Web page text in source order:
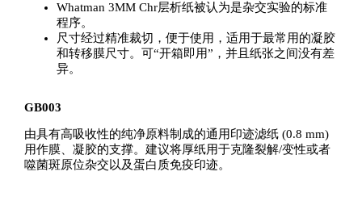
Whatman 3MM Chr层析纸被认为是杂交实验的标准
程序。
尺寸经过精准裁切，便于使用，适用于最常用的凝胶
和转移膜尺寸。可“开箱即用”，并且纸张之间没有差
异。
GB003
由具有高吸收性的纯净原料制成的通用印迹滤纸 (0.8 mm)
用作膜、凝胶的支撑。建议将厚纸用于克隆裂解/变性或者
噬菌斑原位杂交以及蛋白质免疫印迹。